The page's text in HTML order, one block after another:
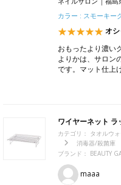
カラー : スモーキー
オ
おもったより濃い
よりかは、サロン
です。マット仕上
ワイヤーネット ラ
カテゴリ： タオルウ
消毒器/殺菌庫
ブランド： BEAUTY
maaa